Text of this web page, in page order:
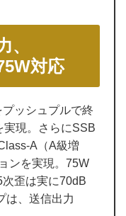
、
対応
ッシュプルで終
実現。さらにSSB
A（A級増
ンを実現。75W
歪は実に70dB
は、送信出力